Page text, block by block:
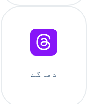
دھاگے